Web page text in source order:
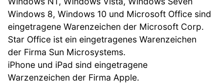
Windows 8, Windows 10 und Microsoft Office sind
eingetragene Warenzeichen der Microsoft Corp.
Star Office ist ein eingetragenes Warenzeichen
der Firma Sun Microsystems.
iPhone und iPad sind eingetragene
Warzenzeichen der Firma Apple.